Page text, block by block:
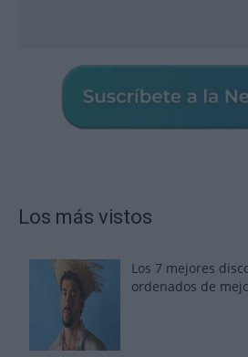
Los más vistos
Los 7 mejores
ordenados de